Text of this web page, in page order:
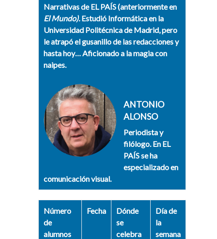
Narrativas de EL PAÍS (anteriormente en
El Mundo).Estudió Informática en la
Universidad Politécnica de Madrid, pero
le atrapó el gusanillo de las redacciones y
hasta hoy… Aficionado a la magia con
naipes.
ANTONIO
ALONSO
Periodista y
filólogo. En EL
PAÍS se ha
especializado en
comunicación visual.
Número
de
alumnos
Fecha
Dónde
se
celebra
Día de
la
semana